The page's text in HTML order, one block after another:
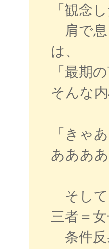
「観念
肩で息
は、
「最期
そんな
「きゃ
あああ
そして
三者＝
条件反